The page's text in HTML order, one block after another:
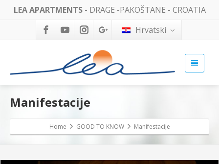
LEA APARTMENTS- DRAGE -PAKOŠTANE - CROATIA
Hrvatski
Manifestacije
Home GOOD TO KNOW Manifestacije